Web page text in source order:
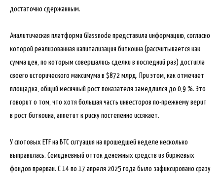
достаточно сдержанным.
Аналитическая платформа Glassnode представила информацию, согласно
которой реализованная капитализация биткоина (рассчитывается как
сумма цен, по которым совершались сделки в последний раз) достигла
своего исторического максимума в $872 млрд. При этом, как отмечает
площадка, общий месячный рост показателя замедлился до 0,9 %. Это
говорит о том, что хотя большая часть инвесторов по-прежнему верит
в рост биткоина, аппетит к риску постепенно иссякает.
У спотовых ETF на BTC ситуация на прошедшей неделе несколько
выправилась. Семидневный отток денежных средств из биржевых
фондов прерван. С 14 по 17 апреля 2025 года было зафиксировано сразу